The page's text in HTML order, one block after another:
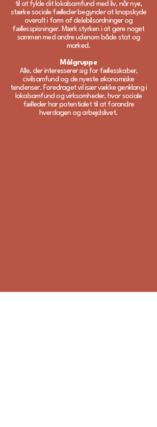
til at fylde dit lokalsamfund med liv, når nye,
stærke sociale fælleder begynder at knopskyde
overalt i form af delebilsordninger og
fællesspisninger. Mærk styrken i at gøre noget
sammen med andre udenom både stat og
marked.
Målgruppe
Alle, der interesserer sig for fællesskaber,
civilsamfund og de nyeste økonomiske
tendenser. Foredraget vil især vække genklang i
lokalsamfund og virksomheder, hvor sociale
fælleder har potentialet til at forandre
hverdagen og arbejdslivet.